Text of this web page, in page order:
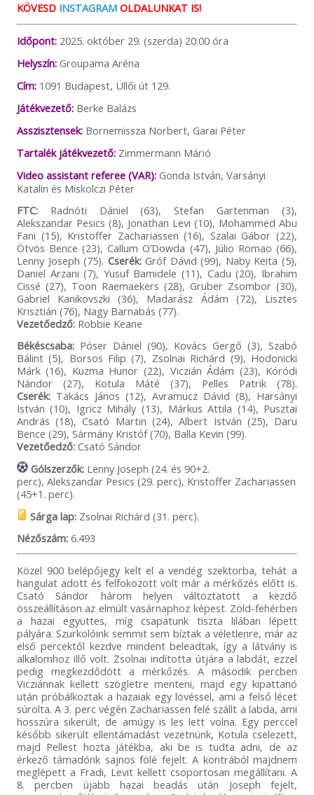
KÖVESD INSTAGRAMOLDALUNKAT IS!
Időpont:2025. október 29. (szerda) 20:00 óra
Helyszín:Groupama Aréna
Cím:1091 Budapest, Üllői út 129.
Játékvezető:Berke Balázs
Asszisztensek:Bornemissza Norbert, Garai Péter
Tartalék játékvezető:Zimmermann Márió
Video assistant referee (VAR):Gonda István, Varsányi
Katalin és Miskolczi Péter
FTC:Radnóti Dániel (63), Stefan Gartenman (3),
Alekszandar Pesics (8), Jonathan Levi (10), Mohammed Abu
Fani (15), Kristoffer Zachariassen (16), Szalai Gábor (22),
Ötvös Bence (23), Callum O’Dowda (47), Júlio Romao (66),
Lenny Joseph (75). Cserék:Gróf Dávid (99), Naby Keita (5),
Daniel Arzani (7), Yusuf Bamidele (11), Cadu (20), Ibrahim
Cissé (27), Toon Raemaekers (28), Gruber Zsombor (30),
Gabriel Kanikovszki (36), Madarász Ádám (72), Lisztes
Krisztián (76), Nagy Barnabás (77).
Vezetőedző:Robbie Keane
Békéscsaba:Póser Dániel (90), Kovács Gergő (3), Szabó
Bálint (5), Borsos Filip (7), Zsolnai Richárd (9), Hodonicki
Márk (16), Kuzma Hunor (22), Viczián Ádám (23), Kóródi
Nándor (27), Kotula Máté (37), Pelles Patrik (78).
Cserék:Takács János (12), Avramucz Dávid (8), Harsányi
István (10), Igricz Mihály (13), Márkus Attila (14), Pusztai
András (18), Csató Martin (24), Albert István (25), Daru
Bence (29), Sármány Kristóf (70), Balla Kevin (99).
Vezetőedző:Csató Sándor
Gólszerzők:Lenny Joseph (24. és 90+2.
perc), Alekszandar Pesics (29. perc), Kristoffer Zachariassen
(45+1. perc).
Sárga lap:Zsolnai Richárd (31. perc).
Nézőszám:6.493
Közel 900 belépőjegy kelt el a vendég szektorba, tehát a
hangulat adott és felfokozott volt már a mérkőzés előtt is.
Csató Sándor három helyen változtatott a kezdő
összeállításon az elmúlt vasárnaphoz képest. Zöld-fehérben
a hazai együttes, míg csapatunk tiszta lilában lépett
pályára. Szurkolóink semmit sem bíztak a véletlenre, már az
első percektől kezdve mindent beleadtak, így a látvány is
alkalomhoz illő volt. Zsolnai indította útjára a labdát, ezzel
pedig megkezdődött a mérkőzés. A második percben
Vicziánnak kellett szögletre menteni, majd egy kipattanó
után próbálkoztak a hazaiak egy lövéssel, ami a felső lécet
súrolta. A 3. perc végén Zachariassen felé szállt a labda, ami
hosszúra sikerült, de amúgy is les lett volna. Egy perccel
később sikerült ellentámadást vezetnünk, Kotula cselezett,
majd Pellest hozta játékba, aki be is tudta adni, de az
érkező támadónk sajnos fölé fejelt. A kontrából majdnem
meglépett a Fradi, Levit kellett csoportosan megállítani. A
8. percben újabb hazai beadás után Joseph fejelt,